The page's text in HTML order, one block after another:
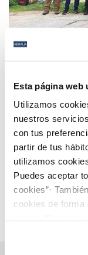
Esta página web
Utilizamos
nuestros
con tus
partir de tus
utilizamos
Puedes aceptar
cookies”·
cookies de forma
son
Hidralia y
gestión del
Anterior